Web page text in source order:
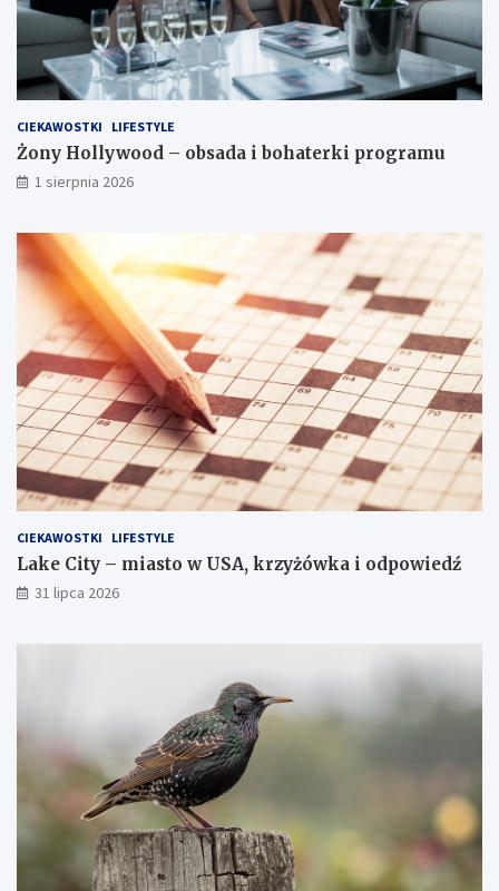
CIEKAWOSTKI LIFESTYLE
Żony Hollywood – obsada i bohaterki programu
1 sierpnia 2026
CIEKAWOSTKI LIFESTYLE
Lake City – miasto w USA, krzyżówka i odpowiedź
31 lipca 2026